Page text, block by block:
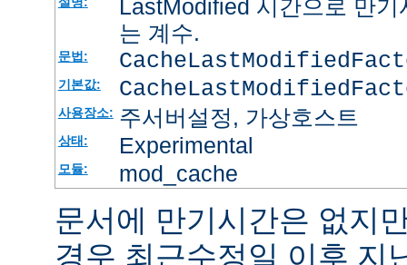
LastModified 시간으로 만
는 계수.
문법:
기본값:
사용장소: 주서버설정, 가상호스트
상태: Experimental
모듈: mod_cache
문서에 만기시간은 없지
경우 최근수정일 이후 지